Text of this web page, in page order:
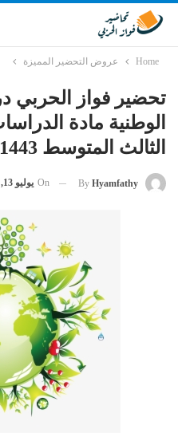
Home عروض التحضير المميزة
تحضير فواز الحربي
الوطنية مادة
الثالث المتوسط 1443 هـ
By Hyamfathy
On يوليو 13, 2021